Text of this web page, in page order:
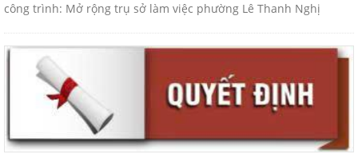
công trình: Mở rộng trụ sở làm việc phường Lê Thanh Nghị